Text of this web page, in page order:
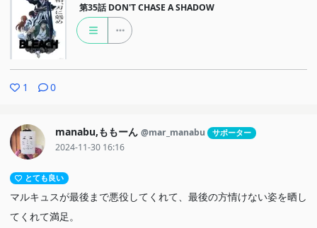
ナックルヴァールと一護の方もいいとこだったけどなぁ。
第35話 DON'T CHASE A SHADOW
1 0
manabu,ももーん @mar_manabu サポーター
2024-11-30 16:16
とても良い
マルキュスが最後まで悪役してくれて、最後の方情けない姿を晒し
てくれて満足。